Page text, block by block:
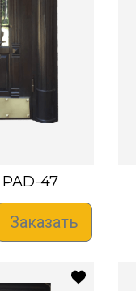
PAD-47
Заказать